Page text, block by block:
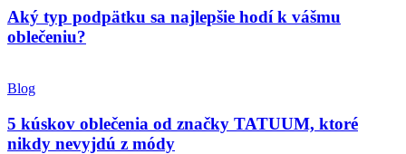
Aký typ podpätku sa najlepšie hodí k vášmu
oblečeniu?
Blog
5 kúskov oblečenia od značky TATUUM, ktoré
nikdy nevyjdú z módy